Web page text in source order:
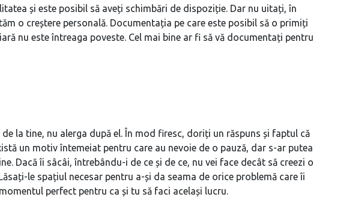
și este posibil să aveți schimbări de dispoziție. Dar nu uitați, în
o creștere personală. Documentația pe care este posibil să o primiți
nu este întreaga poveste. Cel mai bine ar fi să vă documentați pentru
la tine, nu alerga după el. În mod firesc, doriți un răspuns și faptul că
un motiv întemeiat pentru care au nevoie de o pauză, dar s-ar putea
Dacă îi sâcâi, întrebându-i de ce și de ce, nu vei face decât să creezi o
le spațiul necesar pentru a-și da seama de orice problemă care îi
perfect pentru ca și tu să faci același lucru.